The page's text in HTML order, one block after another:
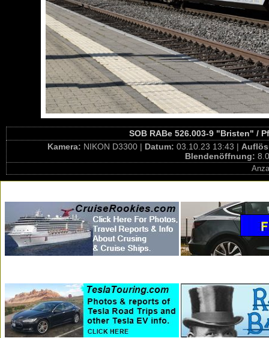
SOB RABe 526.003-9 "Bristen" /
Kamera: NIKON D3300 | Datum: 03.10.23 13:43 |
Blendenöffnung: